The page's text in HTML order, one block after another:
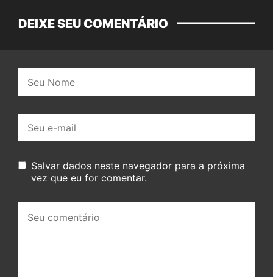
DEIXE SEU COMENTÁRIO
mail:
Salvar dados neste navegador para a próxima
vez que eu for comentar.
comentário: